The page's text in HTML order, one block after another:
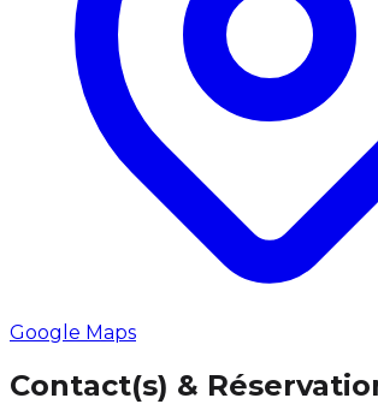
Google Maps
Contact(s) &